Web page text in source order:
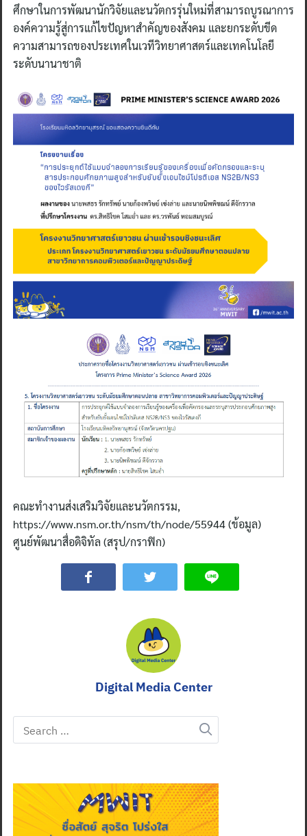
ศึกษาในการพัฒนานักวิจัยและนวัตกรรุ่นใหม่ที่สามารถบูรณาการ
องค์ความรู้สู่การแก้ไขปัญหาสำคัญของสังคม และยกระดับขีด
ความสามารถของประเทศในเวทีวิทยาศาสตร์และเทคโนโลยี
ระดับนานาชาติ
คณะทำงานส่งเสริมวิจัยและนวัตกรรม,
https://www.nsm.or.th/nsm/th/node/55944 (ข้อมูล)
ศูนย์พัฒนาสื่อดิจิทัล (สรุป/กราฟิก)
Digital Media Center
Search
for: